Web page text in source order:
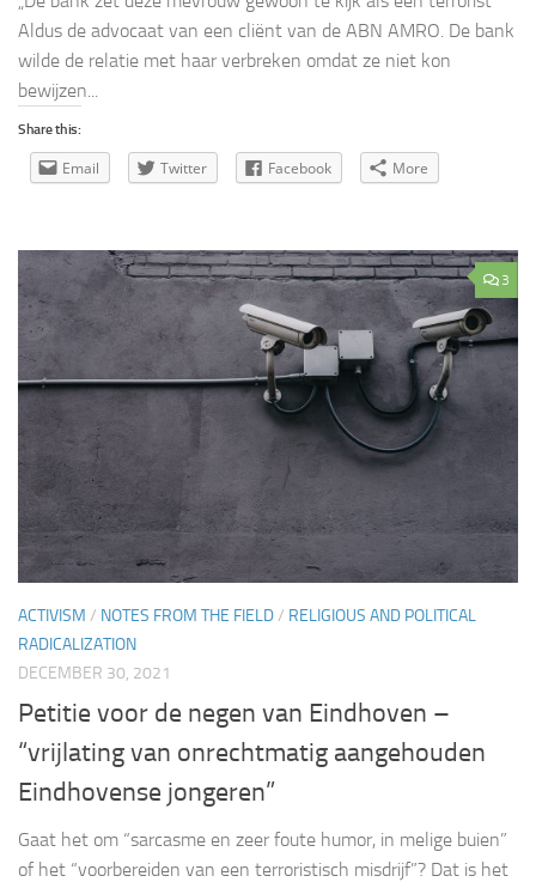
Aldus de advocaat van een cliënt van de ABN AMRO. De bank
wilde de relatie met haar verbreken omdat ze niet kon
bewijzen...
Share this:
Email Twitter Facebook More
3
ACTIVISM / NOTES FROM THE FIELD/ RELIGIOUS AND POLITICAL
RADICALIZATION
DECEMBER 30, 2021
Petitie voor de negen van Eindhoven –
“vrijlating van onrechtmatig aangehouden
Eindhovense jongeren”
Gaat het om “sarcasme en zeer foute humor, in melige buien”
of het “voorbereiden van een terroristisch misdrijf”? Dat is het